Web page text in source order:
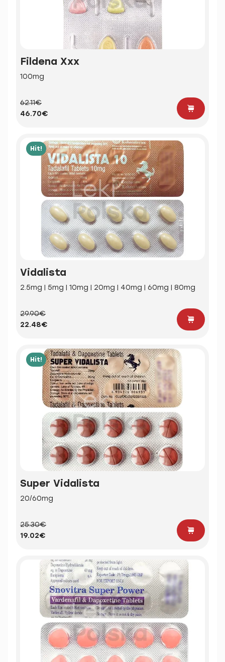
Fildena Xxx
100mg
62.11€
46.70€
Hit!
Vidalista
2.5mg | 5mg | 10mg | 20mg | 40mg | 60mg | 80mg
29.90€
22.48€
Hit!
Super Vidalista
20/60mg
25.30€
19.02€